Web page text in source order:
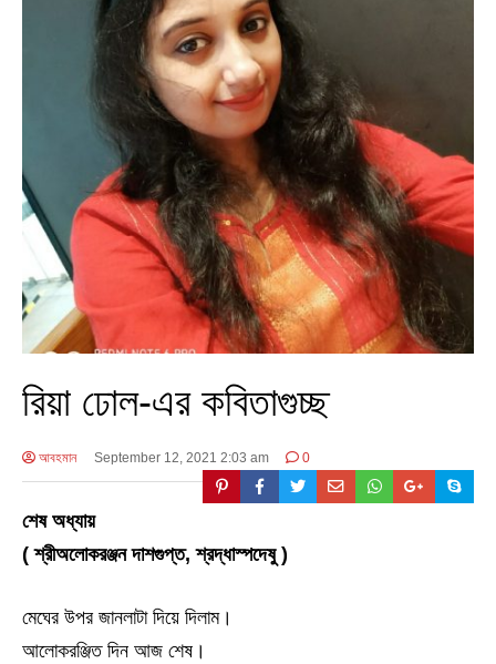
রিয়া ঢোল-এর কবিতাগুচ্ছ
আবহমান September 12, 2021 2:03 am 0
শেষ অধ্যায়
( শ্রীঅলোকরঞ্জন দাশগুপ্ত, শ্রদ্ধাস্পদেষু )
মেঘের উপর জানলাটা দিয়ে দিলাম।
আলোকরঞ্জিত দিন আজ শেষ।